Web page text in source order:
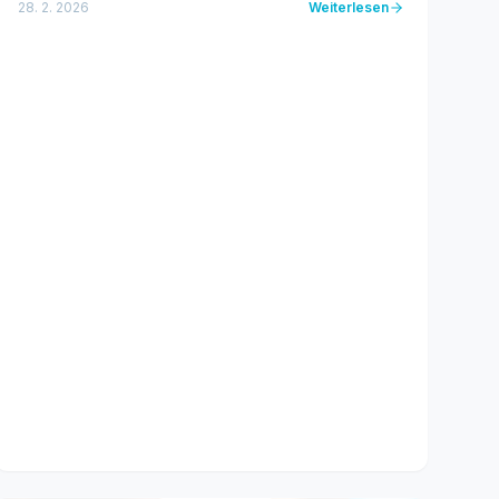
28. 2. 2026 Weiterlesen